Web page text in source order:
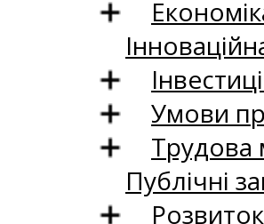
Умови
Трудова
Публічні